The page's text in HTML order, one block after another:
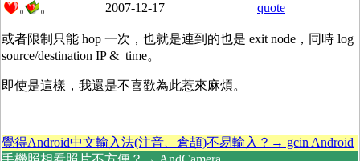
0 0 2007-12-17 quote
或者限制只能 hop 一次，也就是連到的也是 exit node，同時 log
source/destination IP & time。
即使是這樣，我還是不喜歡為此惹來麻煩。
覺得Android中文輸入法(注音、倉頡)不易輸入？→ gcin Android